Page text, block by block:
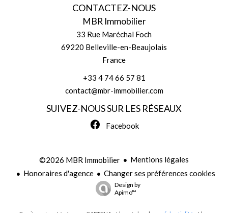
CONTACTEZ-NOUS
MBR Immobilier
33 Rue Maréchal Foch
69220 Belleville-en-Beaujolais
France
+33 4 74 66 57 81
contact@mbr-immobilier.com
SUIVEZ-NOUS SUR LES RÉSEAUX
Facebook
©2026 MBR Immobilier
Mentions légales
Honoraires d'agence
Changer ses préférences cookies
Design by
Apimo™